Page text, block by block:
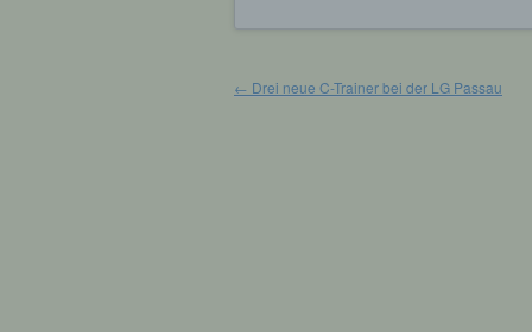
Beitragsnavigation
← Drei neue C-Trainer bei der LG Passau